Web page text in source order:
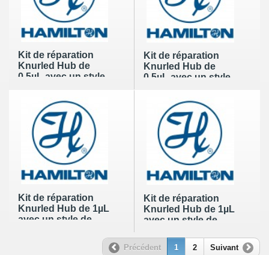
Kit de réparation
Knurled Hub de
0,5µL avec un style
Kit de réparation
Knurled Hub de
0,5µL avec un style
Kit de réparation
Knurled Hub de 1µL
avec un style de
Kit de réparation
Knurled Hub de 1µL
avec un style de
Précédent 1 2 Suivant